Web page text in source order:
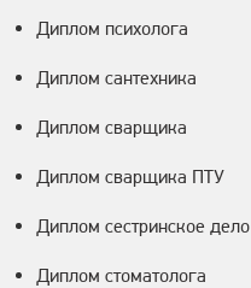
Диплом психолога
Диплом сантехника
Диплом сварщика
Диплом сварщика ПТУ
Диплом сестринское дело
Диплом стоматолога